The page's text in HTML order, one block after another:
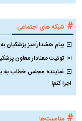
# شبکه های اجتماعی
پیام هشدارآمیز پزشکیان
توئیت معنادار معاون
نماینده مجلس خطاب به
اجرا کنم!
مناسبت‌ها